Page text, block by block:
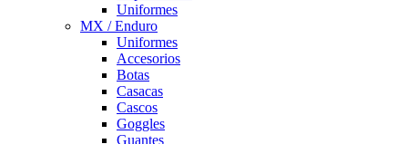
Uniformes
MX / Enduro
Uniformes
Accesorios
Botas
Casacas
Cascos
Goggles
Guantes